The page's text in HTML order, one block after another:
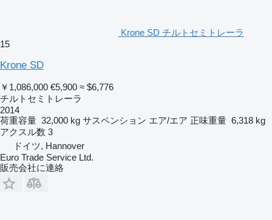
Krone SD チルトセミトレーラ
15
Krone SD
￥1,086,000 €5,900 ≈ $6,776
チルトセミトレーラ
2014
荷重容量 32,000 kg サスペンション エア/エア 正味重量 6,318 kg
アクスル数 3
ドイツ, Hannover
Euro Trade Service Ltd.
販売会社に連絡